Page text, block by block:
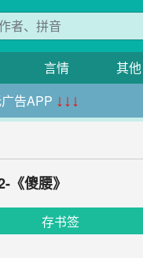
言情 其他
告APP ↓↓↓
《傻腰》
存书签